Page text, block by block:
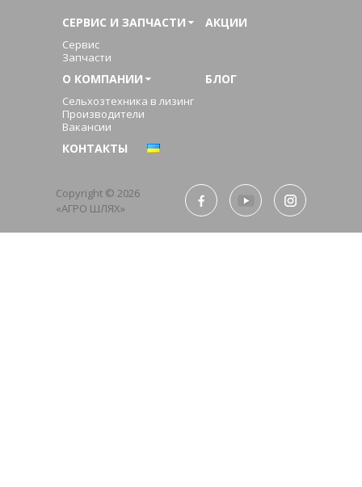
СЕРВИС И ЗАПЧАСТИ
Сервис
Запчасти
АКЦИИ
О КОМПАНИИ
Сельхозтехника в лизинг
Производители
Вакансии
БЛОГ
КОНТАКТЫ
Copyright © 2026
«АГРО ШЛЯХ»